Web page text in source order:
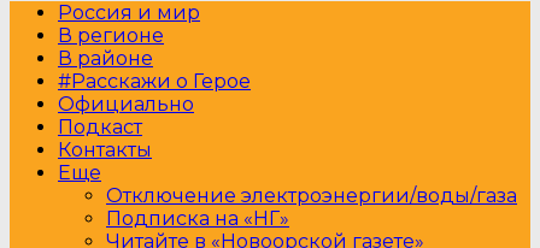
Россия и мир
В регионе
В районе
#Расскажи о Герое
Официально
Подкаст
Контакты
Еще
Отключение электроэнергии/воды/газа
Подписка на «НГ»
Читайте в «Новоорской газете»